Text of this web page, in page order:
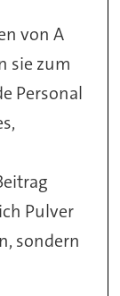
von A
sie zum
Personal
Pulver
sondern